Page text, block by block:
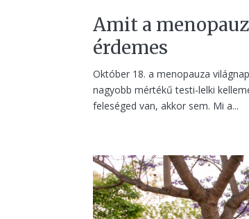
Amit a
érdemes
Október 18. a menopauza
nagyobb mértékű testi-lelki
feleséged van, akkor sem. Mi a...